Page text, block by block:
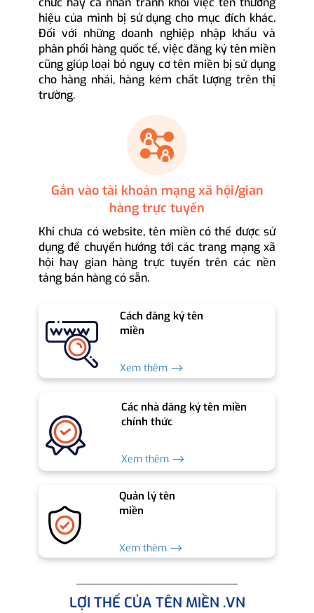
hiệu của mình bị sử dụng cho mục đích khác.
Đối với những doanh nghiệp nhập khẩu và
phân phối hàng quốc tế, việc đăng ký tên miền
cũng giúp loại bỏ nguy cơ tên miền bị sử dụng
cho hàng nhái, hàng kém chất lượng trên thị
trường.
Gắn vào tài khoản mạng xã hội/gian
hàng trực tuyến
Khi chưa có website, tên miền có thể được sử
dụng để chuyển hướng tới các trang mạng xã
hội hay gian hàng trực tuyến trên các nền
tảng bán hàng có sẵn.
Cách đăng ký tên
miền
Xem thêm ⟶
Các nhà đăng ký tên miền
chính thức
Xem thêm ⟶
Quản lý tên
miền
Xem thêm ⟶
LỢI THẾ CỦA TÊN MIỀN .VN